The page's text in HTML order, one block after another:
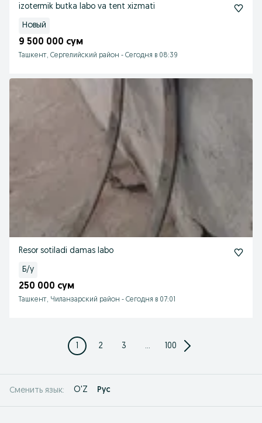
izotermik butka labo va tent xizmati
Новый
9 500 000 сум
Ташкент, Сергелийский район - Сегодня в 08:39
Resor sotiladi damas labo
Б/у
250 000 сум
Ташкент, Чиланзарский район - Сегодня в 07:01
1 2 3 ... 100
Сменить язык: O'Z Рус